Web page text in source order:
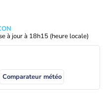
à jour à 18h15 (heure locale)
Comparateur météo